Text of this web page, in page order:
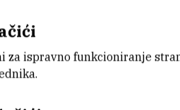
za ispravno funkcioniranje